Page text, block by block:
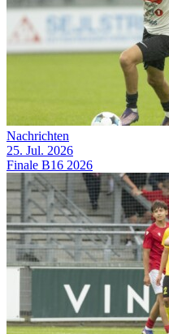
Nachrichten
25. Jul. 2026
Finale B16 2026